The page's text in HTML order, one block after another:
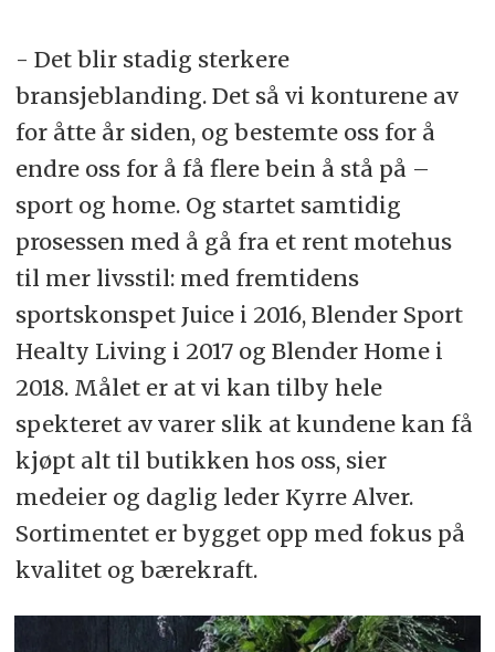
- Det blir stadig sterkere
bransjeblanding. Det så vi konturene av
for åtte år siden, og bestemte oss for å
endre oss for å få flere bein å stå på –
sport og home. Og startet samtidig
prosessen med å gå fra et rent motehus
til mer livsstil: med fremtidens
sportskonspet Juice i 2016, Blender Sport
Healty Living i 2017 og Blender Home i
2018. Målet er at vi kan tilby hele
spekteret av varer slik at kundene kan få
kjøpt alt til butikken hos oss, sier
medeier og daglig leder Kyrre Alver.
Sortimentet er bygget opp med fokus på
kvalitet og bærekraft.